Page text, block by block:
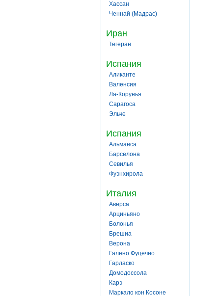
Хассан
Ченнай (Мадрас)
Иран
Тегеран
Испания
Аликанте
Валенсия
Ла-Корунья
Сарагоса
Эльче
Испания
Альманса
Барселона
Севилья
Фуэнхирола
Италия
Аверса
Арциньяно
Болонья
Брешиа
Верона
Галено Фуцечио
Гарласко
Домодоссола
Карэ
Маркало кон Косоне